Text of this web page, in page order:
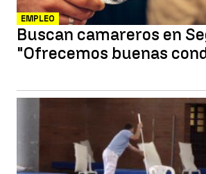
EMPLEO
Buscan camareros en
"Ofrecemos buenas